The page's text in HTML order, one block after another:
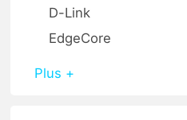
D-Link
EdgeCore
Plus +